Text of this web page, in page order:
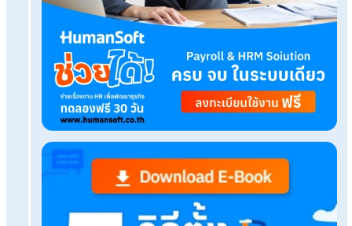
โปรแกรมบริหารงานบุคคล โปรแกรม HR
เรื่องที่คุณอาจสนใจ
โปรแกรมคำนวณ OT อัตโนมัติ คืออะไร? ช่วย HR คิด
อย่างไร
นายจ้าง ลูกจ้างและ HR ต้องรู้! ลดเงินสมทบประกัน
2565